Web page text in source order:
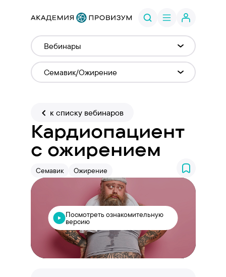
к списку вебинаров
Кардиопациент
с ожирением
Семавик Ожирение
Посмотреть ознакомительную
версию
Авторизуйтесь, чтобы получить полный доступ
к записи вебинара и заработать УМбаллы
Вход или регистрация